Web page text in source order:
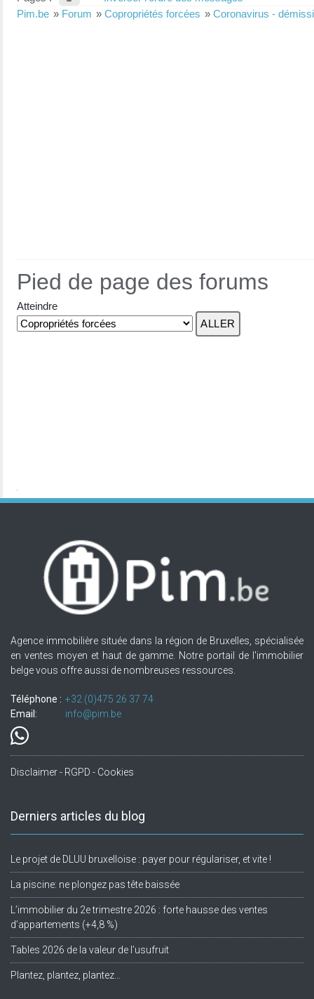
Pim.be » Forum » Copropriétés forcées » Coronavirus -
Pied de page des forums
Atteindre
Agence immobilière située dans la région de Bruxelles, spécialisée
en ventes moyen et haut de gamme. Notre portail de l'immobilier
belge vous offre aussi de nombreuses ressources.
Téléphone : +32.(0)475 26 37 74
Email:
info@pim.be
Disclaimer - RGPD - Cookies
Derniers articles du blog
Le projet de DLUU bruxelloise : payer pour régulariser, et vite !
La piscine: ne plongez pas tête baissée
L’immobilier du 2e trimestre 2026 : forte hausse des ventes
d’appartements (+4,8 %)
Tables 2026 de la valeur de l’usufruit
Plantez, plantez, plantez…